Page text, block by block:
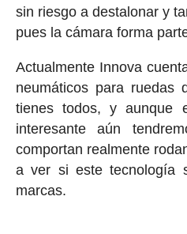
sin riesgo a destalonar y
pues la cámara forma
Actualmente Innova
neumáticos para
tienes todos, y aunque
interesante aún
comportan realmente
a ver si este tecnología
marcas.